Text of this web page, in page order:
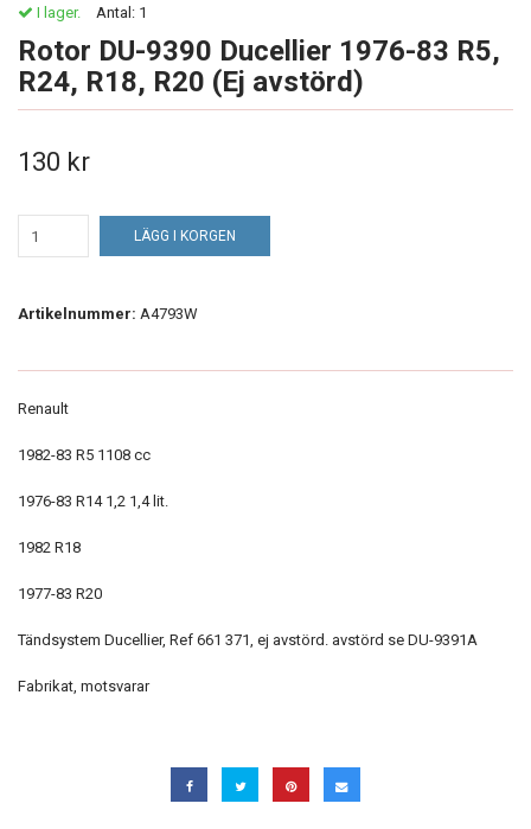
I lager. Antal: 1
Rotor DU-9390 Ducellier 1976-83 R5,
R24, R18, R20 (Ej avstörd)
130 kr
LÄGG I KORGEN
Artikelnummer: A4793W
Renault
1982-83 R5 1108 cc
1976-83 R14 1,2 1,4 lit.
1982 R18
1977-83 R20
Tändsystem Ducellier, Ref 661 371, ej avstörd. avstörd se DU-9391A
Fabrikat, motsvarar